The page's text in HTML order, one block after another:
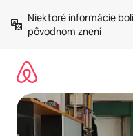
obsah.
Niektoré informácie
pôvodnom znení